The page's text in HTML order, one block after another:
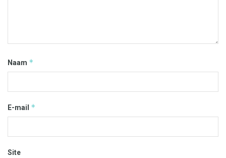
Naam *
E-mail *
Site